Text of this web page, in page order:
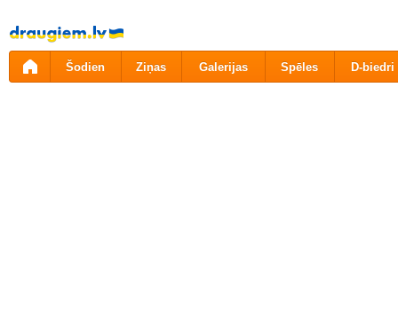
Pāriet
uz
saturu
Šodien Ziņas Galerijas Spēles D-biedri